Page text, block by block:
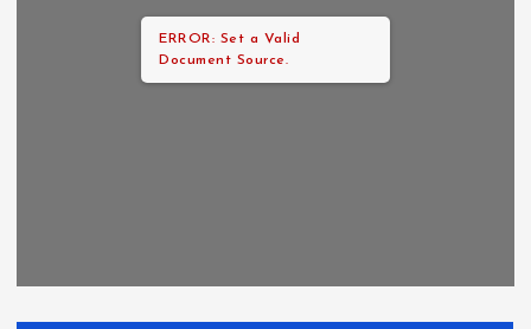
ERROR: Set a Valid
Document Source.